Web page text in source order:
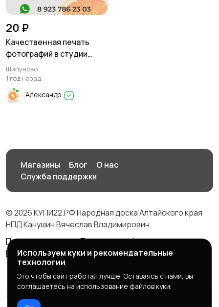
20 ₽
Качественная печать
фотографий в студии
Апельсин
Шипуново
1 год назад
Александр
Магазины Блог
О нас
Служба поддержки
© 2026 КУПИ22.РФ Народная доска Алтайского края
НПД Канушин Вячеслав Владимирович
Правила сервиса
Политика конфиденциальности
Политика использования cookie
Используем куки и рекомендательные
технологии
Это чтобы сайт работал лучше. Оставаясь с нами, вы
соглашаетесь на использование файлов куки.